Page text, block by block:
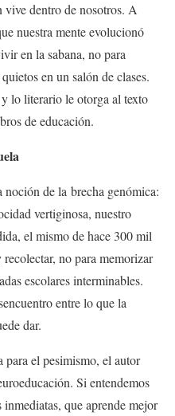
vive dentro de nosotros. A
nuestra mente evolucionó
en la sabana, no para
en un salón de clases.
lo literario le otorga al texto
de educación.
noción de la brecha genómica:
vertiginosa, nuestro
el mismo de hace 300 mil
no para memorizar
escolares interminables.
entre lo que la
dar.
para el pesimismo, el autor
Si entendemos
que aprende mejor